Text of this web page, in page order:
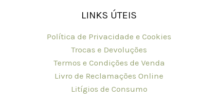
LINKS ÚTEIS
Política de Privacidade e Cookies
Trocas e Devoluções
Termos e Condições de Venda
Livro de Reclamações Online
Litígios de Consumo